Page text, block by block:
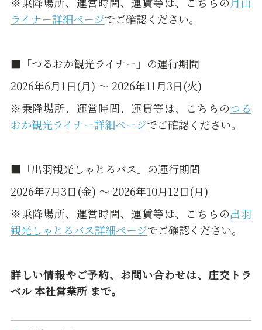
ライナー詳細ページでご確認ください。
■「つるおか観光ライナー」の運行期間
2026年6月1日(月) ～ 2026年11月3日(火)
※乗降場所、運営時間、運賃等は、こちらのつる
おか観光ライナー詳細ページでご確認ください。
■「出羽観光しゃとるバス」の運行期間
2026年7月3日(金) ～ 2026年10月12日(月)
※乗降場所、運営時間、運賃等は、こちらの出羽
観光しゃとるバス詳細ページでご確認ください。
詳しい情報やご予約、お問い合わせは、庄交トラ
ベル 本社営業所 まで。